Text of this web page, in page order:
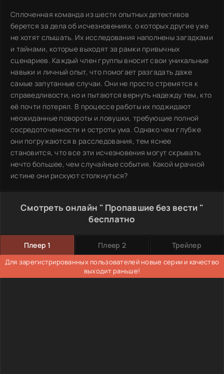
Сплоченная команда из шести опытных детективов
берется за дела об исчезновениях, о которых другие уже
не хотят слышать. Их исследования наполнены загадками
и тайнами, которые выходят за рамки привычных
сценариев. Каждый член группы вносит свои уникальные
навыки и личный опыт, что помогает разгадать даже
самые запутанные случаи. Они не просто стремятся к
справедливости, но и пытаются вернуть надежду тем, кто
её почти потерял. В процессе работы их поджидают
неожиданные повороты и ловушки, требующие полной
сосредоточенности и остроты ума. Однако чем глубже
они погружаются в расследования, тем яснее
становится, что все эти исчезновения могут скрывать
нечто большее, чем случайные события. Какой мрачной
истине они рискуют столкнуться?
Смотреть онлайн " Пропавшие без вести "
бесплатно
Плеер 1 Плеер 2 Трейлер
Для зарегистрированных пользователей новые серии и качество
выходит раньше!